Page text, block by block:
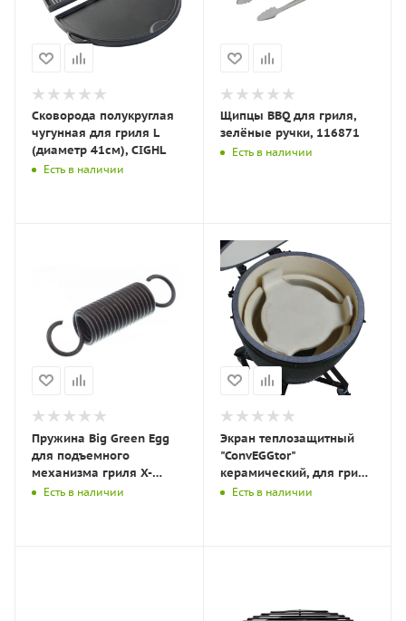
Сковорода полукруглая
чугунная для гриля L
(диаметр 41см), CIGHL
Есть в наличии
Щипцы BBQ для гриля,
зелёные ручки, 116871
Есть в наличии
Пружина Big Green Egg
для подъемного
механизма гриля X-
Springs_116541
Есть в наличии
Экран теплозащитный
"ConvEGGtor"
керамический, для гриля
МINI PST
Есть в наличии